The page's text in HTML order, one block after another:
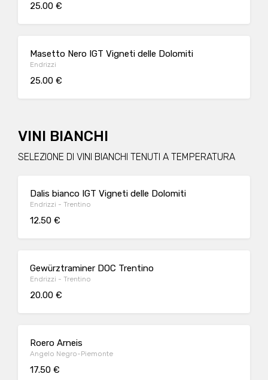
25.00 €
Masetto Nero IGT Vigneti delle Dolomiti
Endrizzi
25.00 €
VINI BIANCHI
SELEZIONE DI VINI BIANCHI TENUTI A TEMPERATURA
Dalis bianco IGT Vigneti delle Dolomiti
Endrizzi - Trentino
12.50 €
Gewürztraminer DOC Trentino
Endrizzi - Trentino
20.00 €
Roero Arneis
Angelo Negro-Piemonte
17.50 €